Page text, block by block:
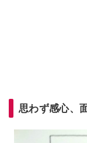
思わず感心、